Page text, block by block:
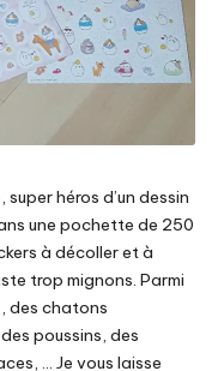
héros d’un dessin
une pochette de 250
à décoller et à
trop mignons. Parmi
des chatons
poussins, des
… Je vous laisse